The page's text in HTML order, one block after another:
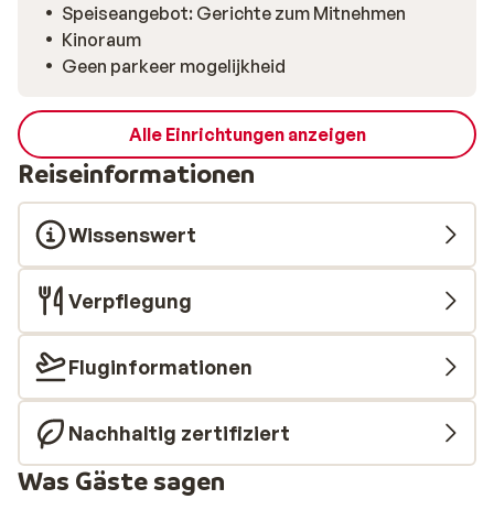
Speiseangebot: Gerichte zum Mitnehmen
Kinoraum
Geen parkeer mogelijkheid
Alle Einrichtungen anzeigen
Reiseinformationen
Wissenswert
Verpflegung
Fluginformationen
Nachhaltig zertifiziert
Was Gäste sagen